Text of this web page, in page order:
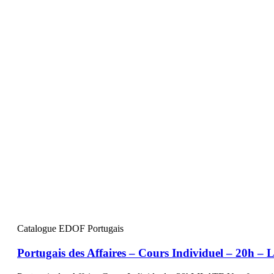
Catalogue EDOF Portugais
Portugais des Affaires – Cours Individuel – 20h –